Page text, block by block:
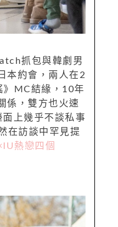
抓包與韓劇男
本約會，兩人在2
》MC結緣，10年
係，雙方也火速
上幾乎不談私事
在訪談中罕見提
熱戀四個